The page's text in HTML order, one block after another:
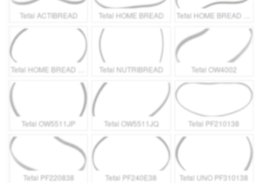
Tefal ACTIBREAD Tefal HOME BREAD
Tefal NUTRIBREAD Tefal OW4002
Tefal OW5511JP Tefal OW5511JQ Tefal PF210138
Tefal PF220838 Tefal PF240E38 Tefal UNO PF310138